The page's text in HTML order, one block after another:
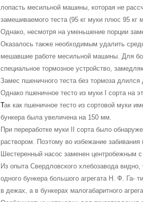
лопасть месильной машины, которая не
замешиваемого теста (95 кг муки плюс 95 кг
Однако, несмотря на уменьшение порции
Оказалось также необходимым удалить
мешавшие работе месильной машины. Для
специальное тормозное устройство,
Замес пшеничного теста без тормоза
Однако пшеничное тесто из муки I сорта на
Так как пшеничное тесто из сортовой муки
бункера была увеличена на 150 мм.
При переработке муки II сорта было
раствором. Поэтому во избежание
Шестеренный насос заменен центробежным
Из опыта Свердловского хлебозавода
одного бункера большого агрегата Н. Ф. Га-
в дежах, а в бункерах мало­габаритного